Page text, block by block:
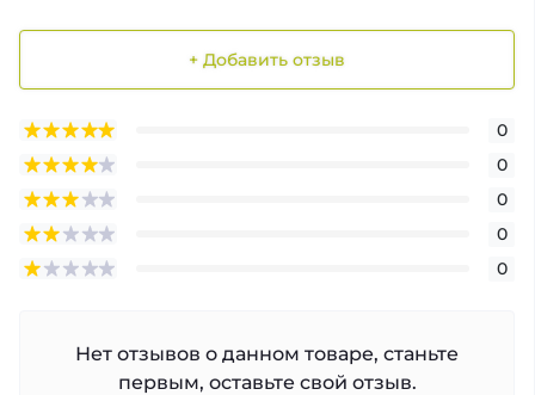
+ Добавить отзыв
0
0
0
0
0
Нет отзывов о данном товаре, станьте
первым, оставьте свой отзыв.